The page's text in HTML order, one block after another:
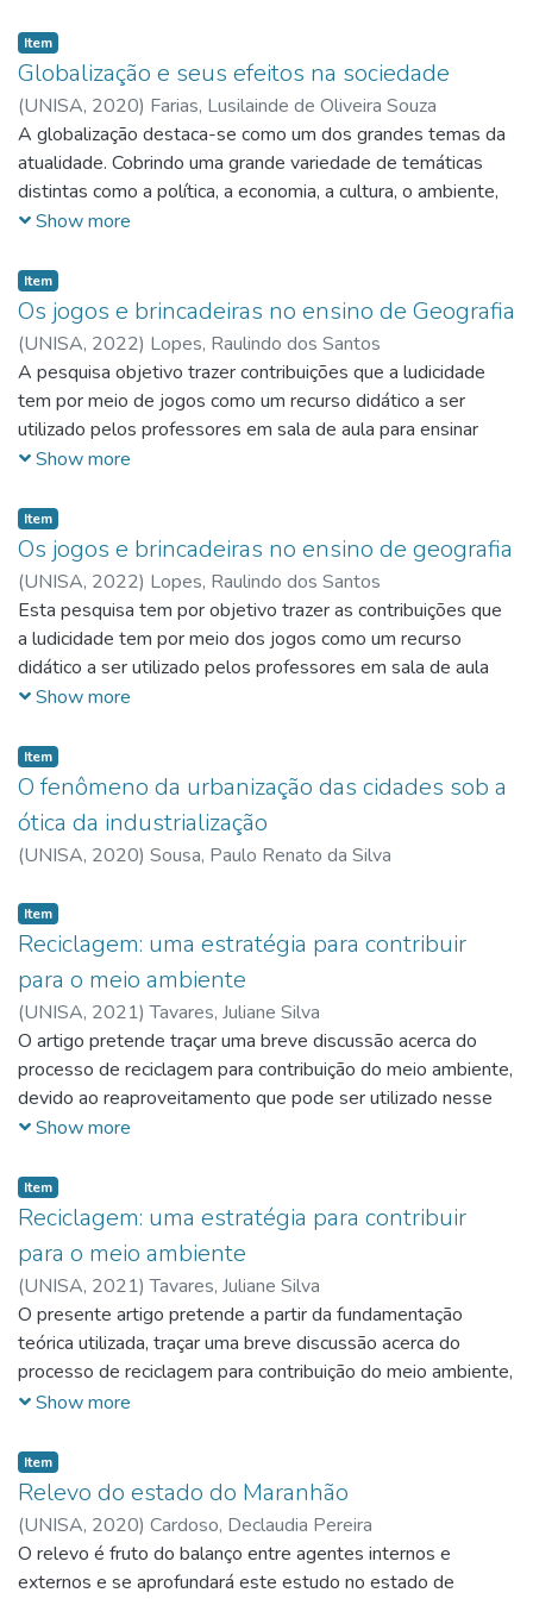
atuais processos de globalização de interesse para a
geografia, têm originado nos vários campos: económico,
social, cultural e ambiental. O trabalho se apresenta sob a
forma de uma revisão de literatura onde forneceu-se
informações mais abrangentes sobre um tema, com busca
das fontes de referência incluindo tanto estudos originais
como revisões teóricas apresentados em periódicos e livros
Item
Globalização e seus efeitos na sociedade
(UNISA, 2020) Farias, Lusilainde de Oliveira Souza
A globalização destaca-se como um dos grandes temas da
atualidade. Cobrindo uma grande variedade de temáticas
distintas como a política, a economia, a cultura, o ambiente,
tornou-se rapidamente numa das palavras da moda do
por objetivo analisar os impactos trazidos pela globalização
e apresentar seus pontos positivos e negativos. O processo
de globalização tem provocado grandes mudanças, podendo
ser notado pelo avanço e crescimento das grandes
empresas transnacionais; maior conexão dos mercados;
aumento da produção de bens e serviços, além do comércio
internacional; avanço tecnológico; surgimento de blocos
internacional; maior integração política entre os países;
queda das barreiras de sociabilidade; mudanças estruturais
na forma de lidar com a cultura; processos migratórios. O
artigo foi desenvolvido através da metodologia da pesquisa
bibliográfica, tendo como instrumento para a coleta de
dados a revisão de literatura de autores renomados no
tema. Conclui-se que a globalização possibilitou inúmeras
transformações na sociedade, e demonstrar tais mudanças
importante.
Show more
Item
Os jogos e brincadeiras no ensino de Geografia
(UNISA, 2022) Lopes, Raulindo dos Santos
A pesquisa objetivo trazer contribuições que a ludicidade
tem por meio de jogos como um recurso didático a ser
utilizado pelos professores em sala de aula para ensinar
Geografia a os alunos das séries finais.
Show more
Item
Os jogos e brincadeiras no ensino de geografia
(UNISA, 2022) Lopes, Raulindo dos Santos
Esta pesquisa tem por objetivo trazer as contribuições que
a ludicidade tem por meio dos jogos como um recurso
didático a ser utilizado pelos professores em sala de aula
para ensinar geografia para os alunos das séries finais. É
demonstram muitas dificuldades em aprender geografia,
com isso desenvolvemos uma pesquisa que tem por
objetivo demonstrar que o uso do lúdico pode ajudar a
vencer estas barreiras. A pesquisa foi regida por meio de
uma investigação qualitativa e bibliográfica, que pretendeu
meio de pesquisas de teóricos renomados sobre o tema.
Esta investigação teve por norte, artigos, teses e
dissertações de muitos autores, que serão retirados da
base de dados do Google acadêmico e Scielo. Concluiu-se
que, o jogo se mostra como recurso didático expressivo
para as séries finais, pois o mesmo usado com muito
planejamento por parte do professor em sala de aula
permite que o aluno esta etapa, aprenda a geografia de
oficiais que retratam ideia de que o jogo é um recurso muito
importante no processo de ensino-aprendizagem, pois este
facilita a aprendizagem do aluno por meio do uso da
diversão proporcionada pelo jogo.
Show more
Item
O fenômeno da urbanização das cidades sob a
ótica da industrialização
(UNISA, 2020) Sousa, Paulo Renato da Silva
Item
Reciclagem: uma estratégia para contribuir
para o meio ambiente
(UNISA, 2021)Tavares, Juliane Silva
O artigo pretende traçar uma breve discussão acerca do
processo de reciclagem para contribuição do meio ambiente,
devido ao reaproveitamento que pode ser utilizado nesse
método de reciclagem para incentivar a sociedade nesse ato
Show more
Item
Reciclagem: uma estratégia para contribuir
para o meio ambiente
(UNISA, 2021)Tavares, Juliane Silva
O presente artigo pretende a partir da fundamentação
teórica utilizada, traçar uma breve discussão acerca do
processo de reciclagem para contribuição do meio ambiente,
devido ao reaproveitamento que pode ser utilizado nesse
e fazer uma boa ação Para tanto, recorreu-se a pesquisa
exploratória, tendo como procedimento a pesquisa
bibliográfica, realizada através de busca eletrônica de
artigos, livros, dissertações e teses indexados no Portal de
Periódicos CAPES e SciELO. Os estudos analisados
Show more
Item
Relevo do estado do Maranhão
(UNISA, 2020) Cardoso, Declaudia Pereira
O relevo é fruto do balanço entre agentes internos e
externos e se aprofundará este estudo no estado de